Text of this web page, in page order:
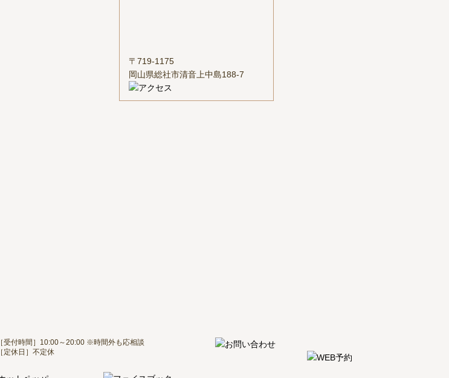
〒719-1175
岡山県総社市清音上中島188-7
［受付時間］10:00～20:00 ※時間外も応相談
［定休日］不定休